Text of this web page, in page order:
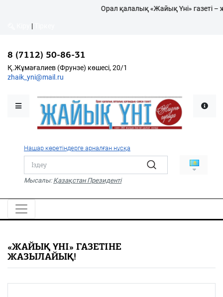
Қалалықтар қаперіне
Қоғам
Дені сау ұлт
Спорт
Жалын
PDF
«Жайық үні» — 33 жыл
Каталог
Орал қалалық «Жайық Үні» газеті –
|
8 (7112) 50-86-31
Қ.Жұмағалиев (Фрунзе) көшесі, 20/1
zhaik_yni@mail.ru
Нашар көретіндерге арналған нұсқа
Мысалы: Қазақстан Президенті
«ЖАЙЫҚ ҮНІ» ГАЗЕТІНЕ
ЖАЗЫЛАЙЫҚ!